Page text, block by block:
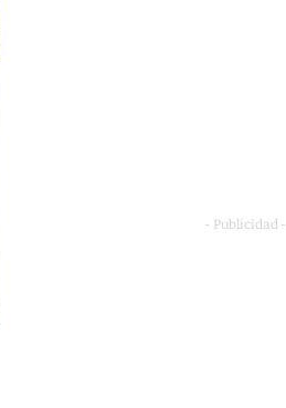
- Publicidad -